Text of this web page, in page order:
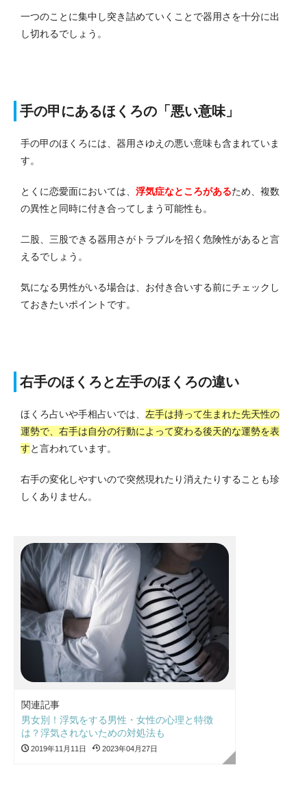
一つのことに集中し突き詰めていくことで器用さを十分に出
し切れるでしょう。
手の甲にあるほくろの「悪い意味」
手の甲のほくろには、器用さゆえの悪い意味も含まれていま
す。
とくに恋愛面においては、 浮気症なところがあるため、複数
の異性と同時に付き合ってしまう可能性も。
二股、三股できる器用さがトラブルを招く危険性があると言
えるでしょう。
気になる男性がいる場合は、お付き合いする前にチェックし
ておきたいポイントです。
右手のほくろと左手のほくろの違い
ほくろ占いや手相占いでは、 左手は持って生まれた先天性の
運勢で、右手は自分の行動によって変わる後天的な運勢を表
すと言われています。
右手の変化しやすいので突然現れたり消えたりすることも珍
しくありません。
関連記事
男女別！浮気をする男性・女性の心理と特徴
は？浮気されないための対処法も
2019年11月11日 2023年04月27日